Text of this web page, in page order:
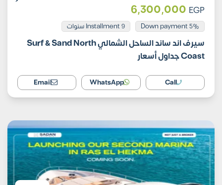
6,300,000 EGP
5% Down payment Installment 9 سنوات
سيرف اند ساند الساحل الشمالي Surf & Sand North
Coast جداول أسعار
Call
WhatsApp
Email